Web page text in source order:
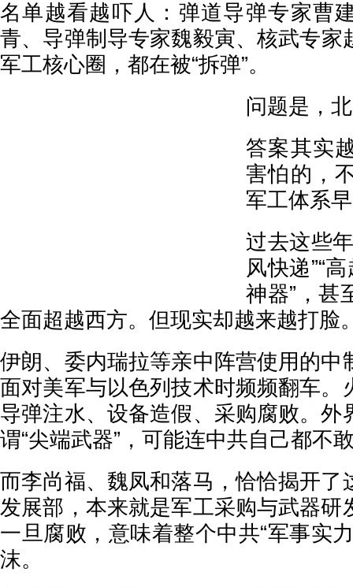
名单越看越吓人：弹道导弹专家曹
青、导弹制导专家魏毅寅、核武专
军工核心圈，都在被“拆弹”。
问题是，
答案其实
害怕的，
军工体系
过去这些
风快递”“
神器”，甚
全面超越西方。但现实却越来越打脸
伊朗、委内瑞拉等亲中阵营使用的中
面对美军与以色列技术时频频翻车。
导弹注水、设备造假、采购腐败。外
谓“尖端武器”，可能连中共自己都不
而李尚福、魏凤和落马，恰恰揭开了
发展部，本来就是军工采购与武器研
一旦腐败，意味着整个中共“军事实
沫。